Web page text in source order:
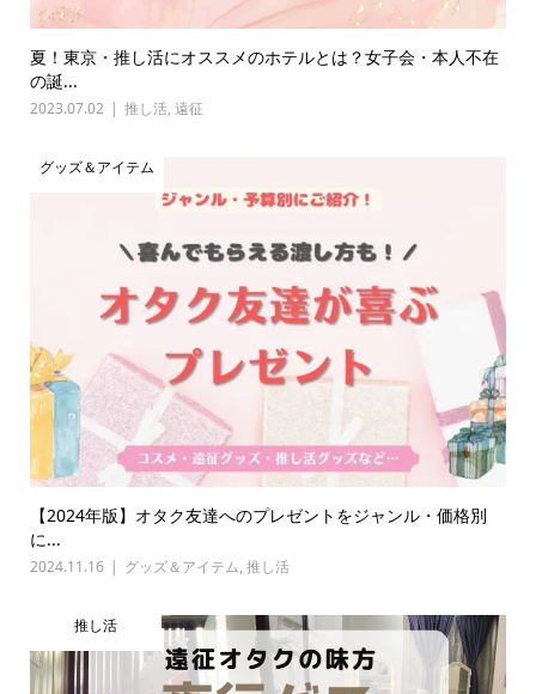
夏！東京・推し活にオススメのホテルとは？女子会・本人不在
の誕...
2023.07.02 推し活, 遠征
グッズ＆アイテム
【2024年版】オタク友達へのプレゼントをジャンル・価格別
に...
2024.11.16 グッズ＆アイテム, 推し活
推し活